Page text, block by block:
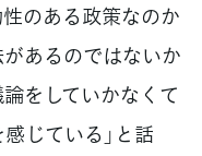
のある政策なのか
あるのではないか
をしていかなくて
じている」と話